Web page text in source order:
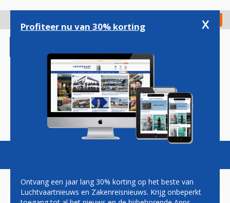
gaan
Check in
Magazine Podcasts Vacatures
Profiteer nu van 30% korting x
Ontvang een jaar lang 30% korting op het beste van
Luchtvaartnieuws en Zakenreisnieuws. Krijg onbeperkt